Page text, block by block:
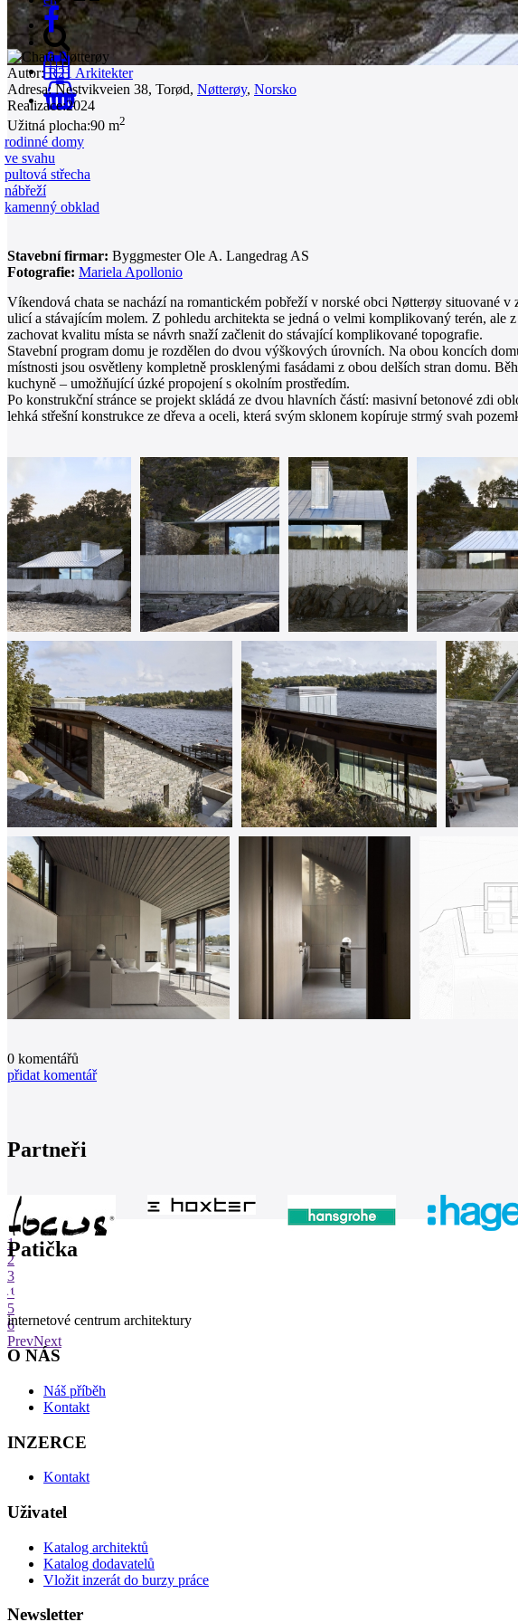
0
Autor: R21 Arkitekter
Adresa:Nestvikveien 38, Torød, Nøtterøy, Norsko
Realizace:2024
Užitná plocha:90 m2
rodinné domy
ve svahu
pultová střecha
nábřeží
kamenný obklad
Stavební firmar: Byggmester Ole A. Langedrag AS
Fotografie: Mariela Apollonio
Víkendová chata se nachází na romantickém pobřeží v norské obci Nøtterøy
ulicí a stávajícím molem. Z pohledu architekta se jedná o velmi komplikovaný terén, ale
zachovat kvalitu místa se návrh snaží začlenit do stávající komplikované topografie.
Stavební program domu je rozdělen do dvou výškových úrovních. Na obou koncích
místnosti jsou osvětleny kompletně prosklenými fasádami z obou delších stran domu.
kuchyně – umožňující úzké propojení s okolním prostředím.
Po konstrukční stránce se projekt skládá ze dvou hlavních částí: masivní betonové zdi
lehká střešní konstrukce ze dřeva a oceli, která svým sklonem kopíruje strmý svah
0 komentářů
přidat komentář
Partneři
1
2
3
4
5
6
PrevNext
Patička
internetové centrum architektury
O NÁS
Náš příběh
Kontakt
INZERCE
Kontakt
Uživatel
Katalog architektů
Katalog dodavatelů
Vložit inzerát do burzy práce
Newsletter